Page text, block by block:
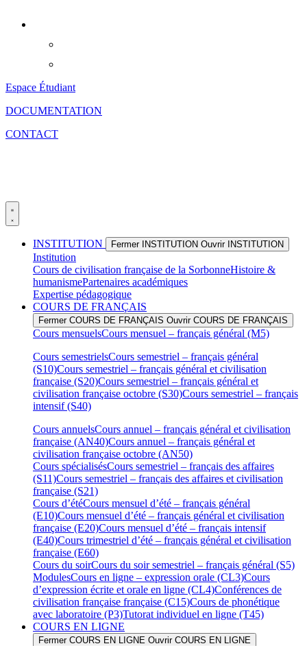
Espace Étudiant
DOCUMENTATION
CONTACT
INSTITUTION Fermer INSTITUTION Ouvrir INSTITUTION
Institution
Cours de civilisation française de la SorbonneHistoire &
humanismePartenaires académiques
Expertise pédagogique
COURS DE FRANÇAIS
Fermer COURS DE FRANÇAIS Ouvrir COURS DE FRANÇAIS
Cours mensuelsCours mensuel – français général (M5)
Cours semestrielsCours semestriel – français général
(S10)Cours semestriel – français général et civilisation
française (S20)Cours semestriel – français général et
civilisation française octobre (S30)Cours semestriel – français
intensif (S40)
Cours annuelsCours annuel – français général et civilisation
française (AN40)Cours annuel – français général et
civilisation française octobre (AN50)
Cours spécialisésCours semestriel – français des affaires
(S11)Cours semestriel – français des affaires et civilisation
française (S21)
Cours d’étéCours mensuel d’été – français général
(E10)Cours mensuel d’été – français général et civilisation
française (E20)Cours mensuel d’été – français intensif
(E40)Cours trimestriel d’été – français général et civilisation
française (E60)
Cours du soirCours du soir semestriel – français général (S5)
ModulesCours en ligne – expression orale (CL3)Cours
d’expression écrite et orale en ligne (CL4)Conférences de
civilisation française française (C15)Cours de phonétique
avec laboratoire (P3)Tutorat individuel en ligne (T45)
COURS EN LIGNE
Fermer COURS EN LIGNE Ouvrir COURS EN LIGNE